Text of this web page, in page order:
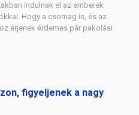
indulnak el az emberek
Hogy a csomag is, és az
érjenek érdemes pár pakolási
figyeljenek a nagy